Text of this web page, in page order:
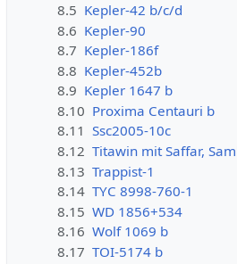
8.5 Kepler-42 b/c/d
8.6 Kepler-90
8.7 Kepler-186f
8.8 Kepler-452b
8.9 Kepler 1647 b
8.10 Proxima Centauri b
8.11 Ssc2005-10c
8.12 Titawin mit Saffar,
8.13 Trappist-1
8.14 TYC 8998-760-1
8.15 WD 1856+534
8.16 Wolf 1069 b
8.17 TOI-5174 b